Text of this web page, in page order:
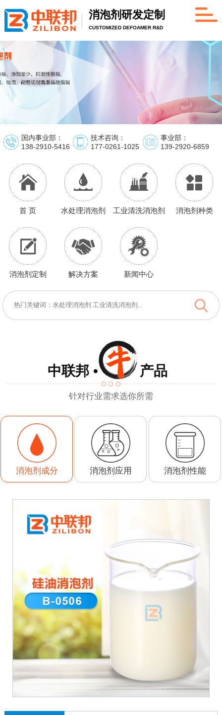
消泡剂研发定制
CUSTOMIZED DEFOAMER R&D
国内事业部：
138-2910-5416
技术咨询：
177-0261-1025
事业部：
139-2920-6859
首 页 水处理消泡剂 工业清洗消泡剂 消泡剂种类
消泡剂定制 解决方案 新闻中心
中联邦 • 产品
针对行业需求选你所需
消泡剂应用 消泡剂性能